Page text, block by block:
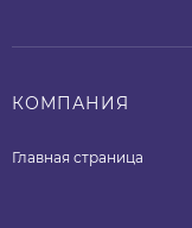
КОМПАНИЯ
Главная страница